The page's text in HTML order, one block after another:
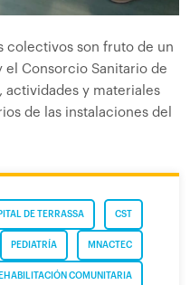
colectivos son fruto de un
el Consorcio Sanitario de
actividades y materiales
de las instalaciones del
CST
DE TERRASSA
MNACTEC
PEDIATRÍA
COMUNITARIA